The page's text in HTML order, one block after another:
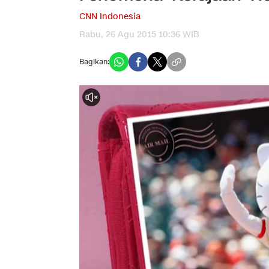
CNN Indonesia
Rabu, 26 Agu 2015 10:36 WIB
Bagikan: